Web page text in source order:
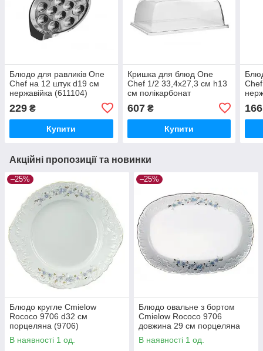
Блюдо для равликів One
Chef на 12 штук d19 см
нержавійка (611104)
229 ₴
Купити
Кришка для блюд One
Chef 1/2 33,4х27,3 см h13
см полікарбонат
607₴
Купити
166
Акційні пропозиції та новинки
–25%
Блюдо кругле Cmielow
Rococo 9706 d32 см
порцеляна (9706)
В наявності 1 од.
–25%
Блюдо овальне з бортом
Cmielow Rococo 9706
довжина 29 см порцеляна
(9706)
В наявності 1 од.